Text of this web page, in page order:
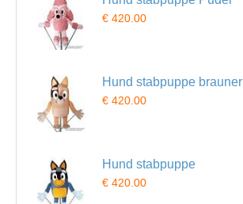
€ 420.00
Hund stabpuppe brauner
€ 420.00
Hund stabpuppe
€ 420.00